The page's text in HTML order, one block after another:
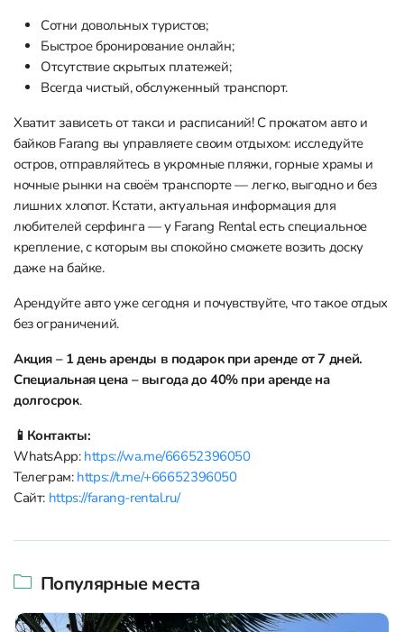
Сотни довольных туристов;
Быстрое бронирование онлайн;
Отсутствие скрытых платежей;
Всегда чистый, обслуженный транспорт.
Хватит зависеть от такси и расписаний! С прокатом авто и
байков Farang вы управляете своим отдыхом: исследуйте
остров, отправляйтесь в укромные пляжи, горные храмы и
ночные рынки на своём транспорте — легко, выгодно и без
лишних хлопот. Кстати, актуальная информация для
любителей серфинга — у Farang Rental есть специальное
крепление, с которым вы спокойно сможете возить доску
даже на байке.
Арендуйте авто уже сегодня и почувствуйте, что такое отдых
без ограничений.
Акция – 1 день аренды в подарок при аренде от 7 дней.
Специальная цена – выгода до 40% при аренде на
долгосрок.
📱Контакты:
WhatsApp: https://wa.me/66652396050
Телеграм: https://t.me/+66652396050
Сайт: https://farang-rental.ru/
Популярные места